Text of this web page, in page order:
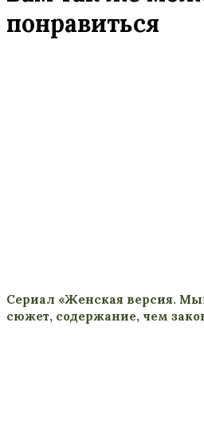
понравиться
Сериал «Женская версия.
сюжет, содержание, чем